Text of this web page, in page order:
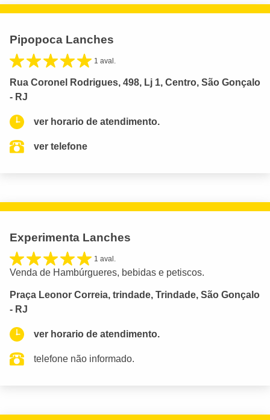
Pipopoca Lanches
1 aval.
Rua Coronel Rodrigues, 498, Lj 1, Centro, São Gonçalo
- RJ
ver horario de atendimento.
ver telefone
Experimenta Lanches
1 aval.
Venda de Hambúrgueres, bebidas e petiscos.
Praça Leonor Correia, trindade, Trindade, São Gonçalo
- RJ
ver horario de atendimento.
telefone não informado.